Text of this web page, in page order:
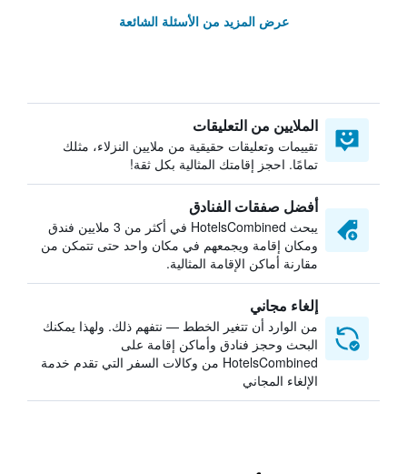
عرض المزيد من الأسئلة الشائعة
الملايين من التعليقات
تقييمات وتعليقات حقيقية من ملايين النزلاء، مثلك
تمامًا. احجز إقامتك المثالية بكل ثقة!
أفضل صفقات الفنادق
يبحث HotelsCombined في أكثر من 3 ملايين فندق
ومكان إقامة ويجمعهم في مكان واحد حتى تتمكن من
مقارنة أماكن الإقامة المثالية.
إلغاء مجاني
من الوارد أن تتغير الخطط — نتفهم ذلك. ولهذا يمكنك
البحث وحجز فنادق وأماكن إقامة على
HotelsCombined من وكالات السفر التي تقدم خدمة
الإلغاء المجاني